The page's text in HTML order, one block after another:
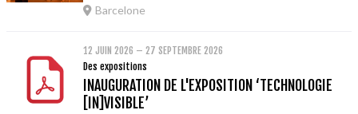
Barcelone
12 JUIN 2026 – 27 SEPTEMBRE 2026
Des expositions
INAUGURATION DE L'EXPOSITION ‘TECHNOLOGIE
[IN]VISIBLE’